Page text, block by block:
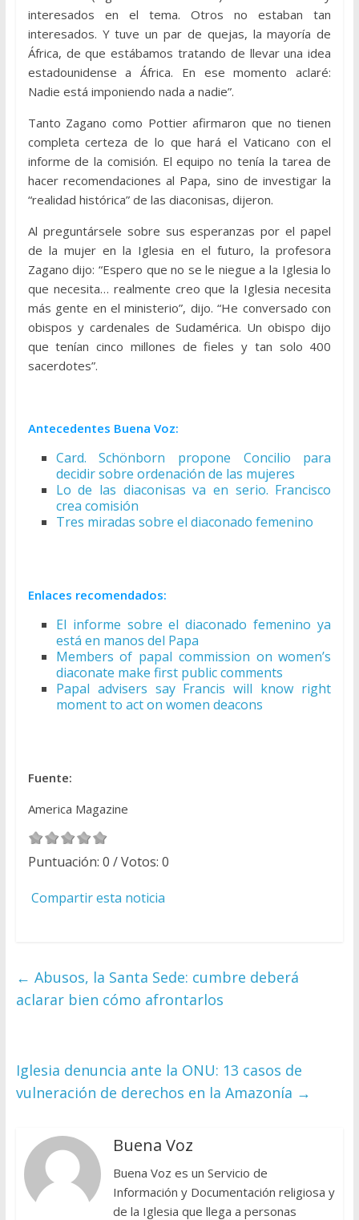
interesados en el tema. Otros no estaban tan
interesados. Y tuve un par de quejas, la mayoría de
África, de que estábamos tratando de llevar una idea
estadounidense a África. En ese momento aclaré:
Nadie está imponiendo nada a nadie”.
Tanto Zagano como Pottier afirmaron que no tienen
completa certeza de lo que hará el Vaticano con el
informe de la comisión. El equipo no tenía la tarea de
hacer recomendaciones al Papa, sino de investigar la
“realidad histórica” de las diaconisas, dijeron.
Al preguntársele sobre sus esperanzas por el papel
de la mujer en la Iglesia en el futuro, la profesora
Zagano dijo: “Espero que no se le niegue a la Iglesia lo
que necesita… realmente creo que la Iglesia necesita
más gente en el ministerio”, dijo. “He conversado con
obispos y cardenales de Sudamérica. Un obispo dijo
que tenían cinco millones de fieles y tan solo 400
sacerdotes”.
Antecedentes Buena Voz:
Card. Schönborn propone Concilio para
decidir sobre ordenación de las mujeres
Lo de las diaconisas va en serio. Francisco
crea comisión
Tres miradas sobre el diaconado femenino
Enlaces recomendados:
El informe sobre el diaconado femenino ya
está en manos del Papa
Members of papal commission on women’s
diaconate make first public comments
Papal advisers say Francis will know right
moment to act on women deacons
Fuente:
America Magazine
Puntuación: 0 / Votos: 0
Compartir esta noticia
← Abusos, la Santa Sede: cumbre deberá
aclarar bien cómo afrontarlos
Iglesia denuncia ante la ONU: 13 casos de
vulneración de derechos en la Amazonía →
Buena Voz
Buena Voz es un Servicio de
Información y Documentación religiosa y
de la Iglesia que llega a personas